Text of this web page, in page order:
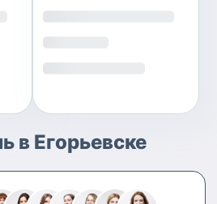
в Егорьевске